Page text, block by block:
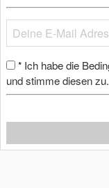
* Ich habe die
und stimme diesen zu.